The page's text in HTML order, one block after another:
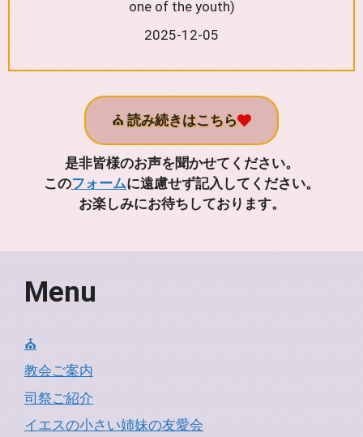
one of the youth)
2025-12-05
⛪読み続きはこちら
是非皆様のお声を聞かせてください。
このフォームに遠慮せず記入してください。
お楽しみにお待ちしております。
Menu
⛪
教会ご案内
司祭ご紹介
イエスの小さい姉妹の友愛会